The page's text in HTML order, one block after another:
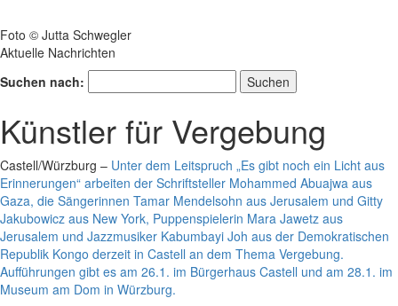
Foto © Jutta Schwegler
Aktuelle Nachrichten
Suchen nach:
Künstler für Vergebung
Castell/Würzburg – Unter dem Leitspruch „Es gibt noch ein Licht aus
Erinnerungen“ arbeiten der Schriftsteller Mohammed Abuajwa aus
Gaza, die Sängerinnen Tamar Mendelsohn aus Jerusalem und Gitty
Jakubowicz aus New York, Puppenspielerin Mara Jawetz aus
Jerusalem und Jazzmusiker Kabumbayi Joh aus der Demokratischen
Republik Kongo derzeit in Castell an dem Thema Vergebung.
Aufführungen gibt es am 26.1. im Bürgerhaus Castell und am 28.1. im
Museum am Dom in Würzburg.